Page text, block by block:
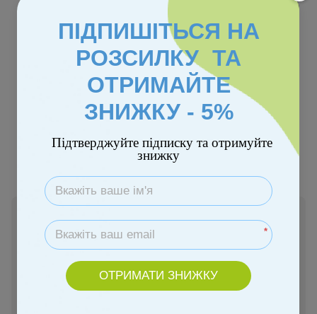
9 885 грн
Повідомити, коли з'явиться
ПІДПИШІТЬСЯ НА
РОЗСИЛКУ ТА
ОТРИМАЙТЕ
ЗНИЖКУ - 5%
Підтверджуйте підписку та отримуйте
знижку
*
ОТРИМАТИ ЗНИЖКУ